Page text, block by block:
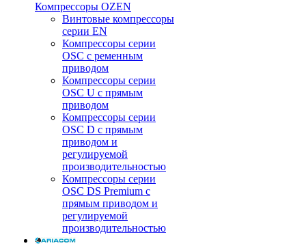
Компрессоры OZEN
Винтовые компрессоры
серии EN
Компрессоры серии
OSC с ременным
приводом
Компрессоры серии
OSC U с прямым
приводом
Компрессоры серии
OSC D с прямым
приводом и
регулируемой
производительностью
Компрессоры серии
OSC DS Premium с
прямым приводом и
регулируемой
производительностью